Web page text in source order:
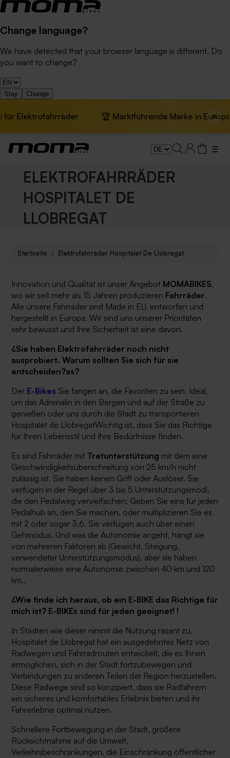
Change language?
We have detected that your browser language is different. Do
you want to change?
Stay Change
🏆 Marktführende Marke in Europa · 📦 ×
☰
ELEKTROFAHRRÄDER
HOSPITALET DE
LLOBREGAT
Startseite Elektrofahrräder Hospitalet De Llobregat
Innovation und Qualität ist unser Angebot MOMABIKES,
wo wir seit mehr als 15 Jahren produzieren Fahrräder.
Alle unsere Fahrräder sind Made in EU, entworfen und
hergestellt in Europa. Wir sind uns unserer Prioritäten
sehr bewusst und Ihre Sicherheit ist eine davon.
¿Sie haben Elektrofahrräder noch nicht
ausprobiert. Warum sollten Sie sich für sie
entscheiden?as?
Der E-Bikes Sie fangen an, die Favoriten zu sein. Ideal,
um das Adrenalin in den Bergen und auf der Straße zu
genießen oder uns durch die Stadt zu transportieren
Hospitalet de LlobregatWichtig ist, dass Sie das Richtige
für Ihren Lebensstil und Ihre Bedürfnisse finden.
Es sind Fahrräder mitTretunterstützung mit dem eine
Geschwindigkeitsüberschreitung von 25 km/h nicht
zulässig ist. Sie haben keinen Griff oder Auslöser. Sie
verfügen in der Regel über 3 bis 5 Unterstützungsmodi,
die den Pedalweg vervielfachen; Geben Sie eins für jeden
Pedalhub an, den Sie machen, oder multiplizieren Sie es
mit 2 oder sogar 3,6. Sie verfügen auch über einen
Gehmodus. Und was die Autonomie angeht, hängt sie
von mehreren Faktoren ab (Gewicht, Steigung,
verwendeter Unterstützungsmodus), aber sie haben
normalerweise eine Autonomie zwischen 40 km und 120
km..
¿Wie finde ich heraus, ob ein E-BIKE das Richtige für
mich ist? E-BIKEs sind für jeden geeignet! !
In Städten wie dieser nimmt die Nutzung rasant zu.
Hospitalet de Llobregat hat ein ausgedehntes Netz von
Radwegen und Fahrradrouten entwickelt, die es Ihnen
ermöglichen, sich in der Stadt fortzubewegen und
Verbindungen zu anderen Teilen der Region herzustellen.
Diese Radwege sind so konzipiert, dass sie Radfahrern
ein sicheres und komfortables Erlebnis bieten und ihr
Fahrerlebnis optimal nutzen.
Schnellere Fortbewegung in der Stadt, größere
Rücksichtnahme auf die Umwelt,
Verkehrsbeschränkungen, die Einschränkung öffentlicher